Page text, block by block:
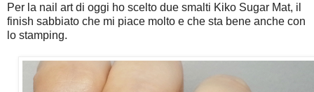
Per la nail art di oggi ho scelto due smalti Kiko Sugar Mat, il
finish sabbiato che mi piace molto e che sta bene anche con
lo stamping.